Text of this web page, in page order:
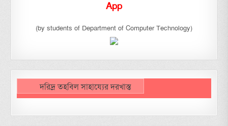
App
(by students of Department of Computer Technology)
দরিদ্র তহবিল সাহায্যের দরখাস্ত